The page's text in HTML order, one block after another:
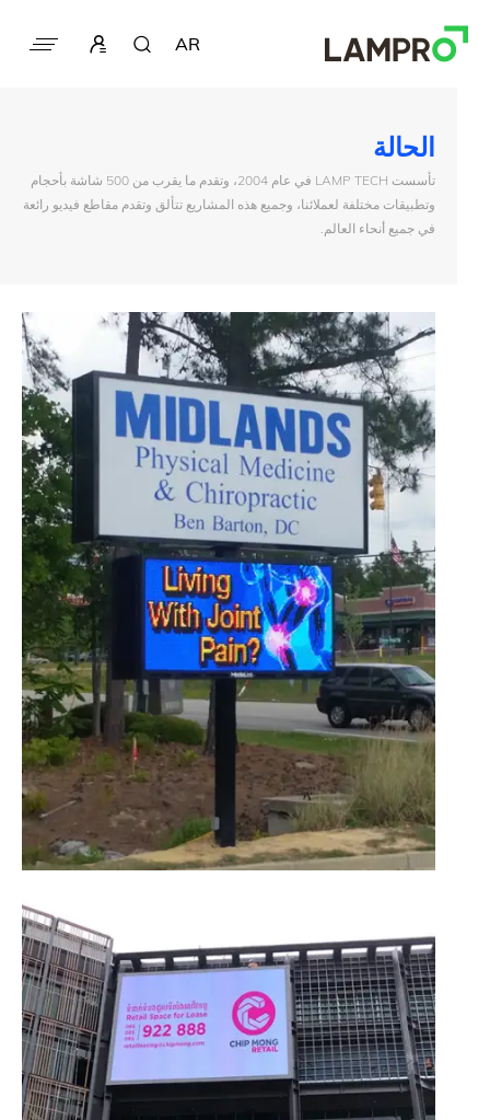
AR
الحالة
تأسست LAMP TECH في عام 2004، وتقدم ما يقرب من 500 شاشة بأحجام
وتطبيقات مختلفة لعملائنا، وجميع هذه المشاريع تتألق وتقدم مقاطع فيديو رائعة
في جميع أنحاء العالم.
لافتات الشوارع LED
الولايات المتحدة الأمريكية 丨L10D